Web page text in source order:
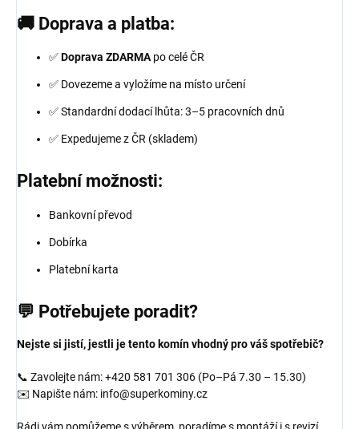
🚚 Doprava a platba:
✅Doprava ZDARMApo celé ČR
✅ Dovezeme a vyložíme na místo určení
✅ Standardní dodací lhůta: 3–5 pracovních dnů
✅ Expedujeme z ČR (skladem)
Platební možnosti:
Bankovní převod
Dobírka
Platební karta
💬 Potřebujete poradit?
Nejste si jistí, jestli je tento komín vhodný pro váš spotřebič?
📞 Zavolejte nám: +420 581 701 306 (Po–Pá 7.30 – 15.30)
✉️ Napište nám: info@superkominy.cz
Rádi vám pomůžeme s výběrem, poradíme s montáží i s revizí.